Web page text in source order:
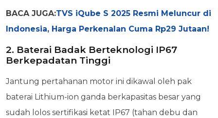
BACA JUGA:TVS iQube S 2025 Resmi Meluncur di
Indonesia, Harga Perkenalan Cuma Rp29 Jutaan!
2. Baterai Badak Berteknologi IP67
Berkepadatan Tinggi
Jantung pertahanan motor ini dikawal oleh pak
baterai Lithium-ion ganda berkapasitas besar yang
sudah lolos sertifikasi ketat IP67 (tahan debu dan